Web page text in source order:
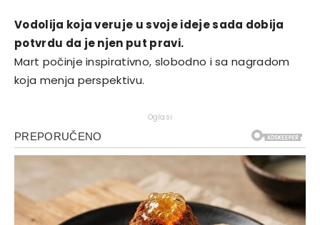
Vodolija koja veruje u svoje ideje sada dobija
potvrdu da je njen put pravi.
Mart počinje inspirativno, slobodno i sa nagradom
koja menja perspektivu.
Oglasi